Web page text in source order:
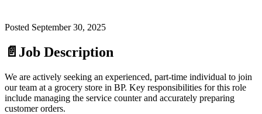
Posted September 30, 2025
📄 Job Description
We are actively seeking an experienced, part-time individual to join
our team at a grocery store in BP. Key responsibilities for this role
include managing the service counter and accurately preparing
customer orders.